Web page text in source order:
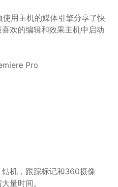
用主机的媒体引擎分享了快
欢的编辑和效果主机中启动
Pro
机，跟踪标记和360摄像
量时间。